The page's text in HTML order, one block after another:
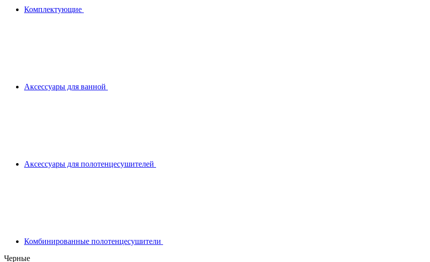
Комплектующие
Аксессуары для ванной
Аксессуары для полотенцесушителей
Комбинированные полотенцесушители
Черные